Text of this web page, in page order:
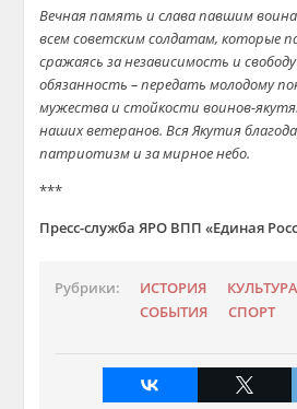
Вечная память и слава павшим
всем советским солдатам, которые
сражаясь за независимость и
обязанность – передать молодому
мужества и стойкости воинов-
наших ветеранов. Вся Якутия
патриотизм и за мирное небо.
***
Пресс-служба ЯРО ВПП «Единая
Рубрики: ИСТОРИЯ КУЛЬТУРА
СОБЫТИЯ
СПОРТ